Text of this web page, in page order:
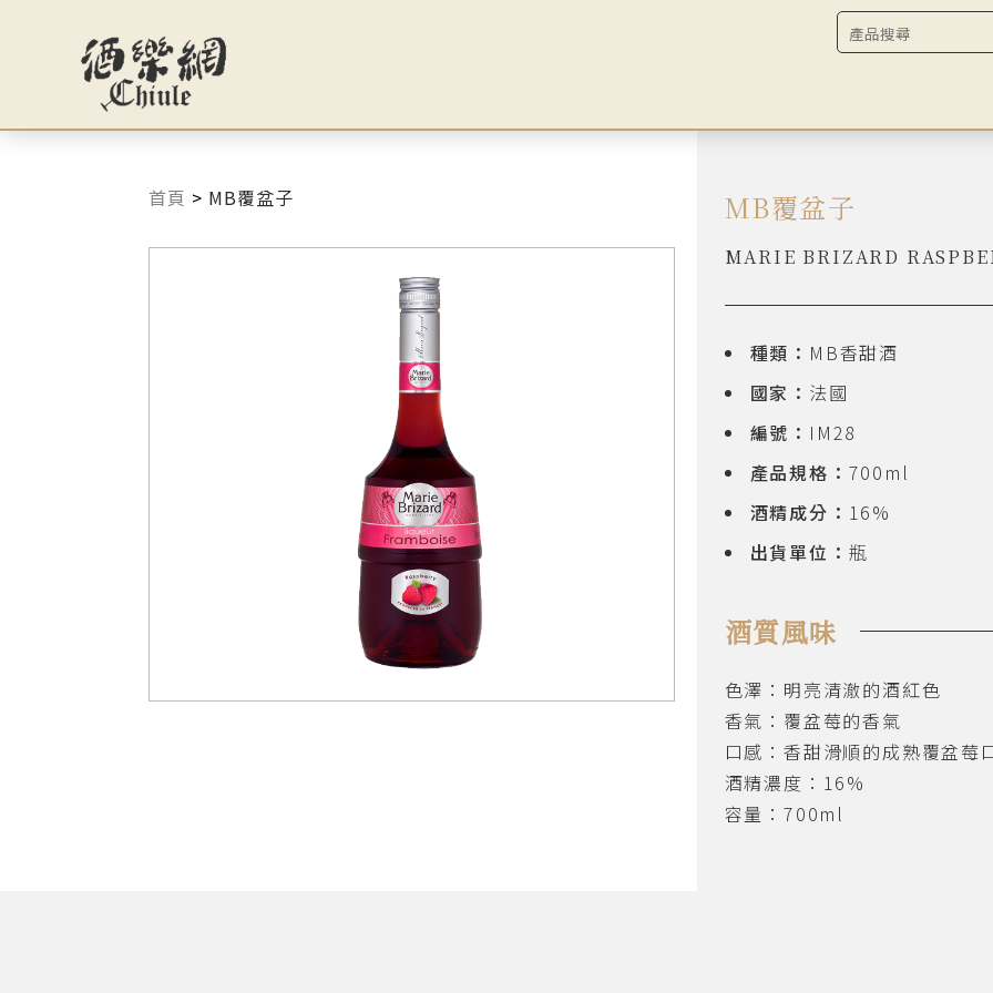
首頁 > MB覆盆子 MB覆盆子
MARIE BRIZARD
種類： MB香甜酒
國家： 法國
編號： IM28
產品規格： 700ml
酒精成分： 16%
出貨單位： 瓶
酒質風味
色澤：明亮清澈的酒紅色
香氣：覆盆莓的香氣
口感：香甜滑順的成熟覆盆莓
酒精濃度：16%
容量：700ml